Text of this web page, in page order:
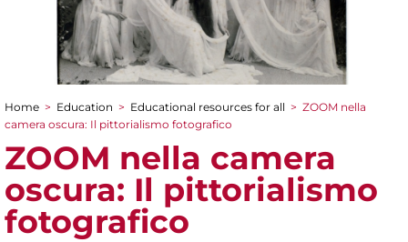
You are here
Home > Education > Educational resources for all > ZOOM nella
camera oscura: Il pittorialismo fotografico
ZOOM nella camera
oscura: Il pittorialismo
fotografico